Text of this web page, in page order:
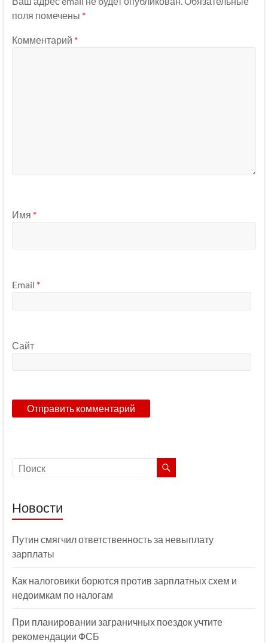
поля помечены *
Комментарий *
Имя *
Email *
Сайт
Новости
Путин смягчил ответственность за невыплату
зарплаты
Как налоговики борются против зарплатных схем и
недоимкам по налогам
При планировании заграничных поездок учтите
рекомендации ФСБ